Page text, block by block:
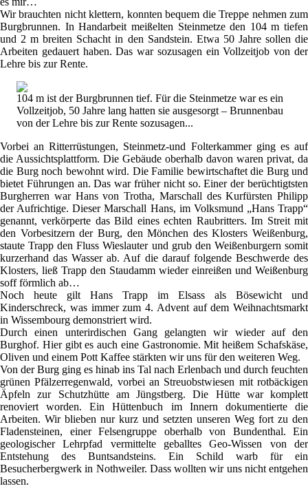
Wir brauchten nicht klettern, konnten bequem die Treppe nehmen zum
Burgbrunnen. In Handarbeit meißelten Steinmetze den 104 m tiefen
und 2 m breiten Schacht in den Sandstein. Etwa 50 Jahre sollen die
Arbeiten gedauert haben. Das war sozusagen ein Vollzeitjob von der
Lehre bis zur Rente.
104 m ist der Burgbrunnen tief. Für die Steinmetze war es ein
Vollzeitjob, 50 Jahre lang hatten sie ausgesorgt – Brunnenbau
von der Lehre bis zur Rente sozusagen...
Vorbei an Ritterrüstungen, Steinmetz-und Folterkammer ging es auf
die Aussichtsplattform. Die Gebäude oberhalb davon waren privat, da
die Burg noch bewohnt wird. Die Familie bewirtschaftet die Burg und
bietet Führungen an. Das war früher nicht so. Einer der berüchtigtsten
Burgherren war Hans von Trotha, Marschall des Kurfürsten Philipp
der Aufrichtige. Dieser Marschall Hans, im Volksmund „Hans Trapp“
genannt, verkörperte das Bild eines echten Raubritters. Im Streit mit
den Vorbesitzern der Burg, den Mönchen des Klosters Weißenburg,
staute Trapp den Fluss Wieslauter und grub den Weißenburgern somit
kurzerhand das Wasser ab. Auf die darauf folgende Beschwerde des
Klosters, ließ Trapp den Staudamm wieder einreißen und Weißenburg
soff förmlich ab…
Noch heute gilt Hans Trapp im Elsass als Bösewicht und
Kinderschreck, was immer zum 4. Advent auf dem Weihnachtsmarkt
in Wissembourg demonstriert wird.
Durch einen unterirdischen Gang gelangten wir wieder auf den
Burghof. Hier gibt es auch eine Gastronomie. Mit heißem Schafskäse,
Oliven und einem Pott Kaffee stärkten wir uns für den weiteren Weg.
Von der Burg ging es hinab ins Tal nach Erlenbach und durch feuchten
grünen Pfälzerregenwald, vorbei an Streuobstwiesen mit rotbäckigen
Äpfeln zur Schutzhütte am Jüngstberg. Die Hütte war komplett
renoviert worden. Ein Hüttenbuch im Innern dokumentierte die
Arbeiten. Wir blieben nur kurz und setzten unseren Weg fort zu den
Fladensteinen, einer Felsengruppe oberhalb von Bundenthal. Ein
geologischer Lehrpfad vermittelte geballtes Geo-Wissen von der
Entstehung des Buntsandsteins. Ein Schild warb für ein
Besucherbergwerk in Nothweiler. Dass wollten wir uns nicht entgehen
lassen.